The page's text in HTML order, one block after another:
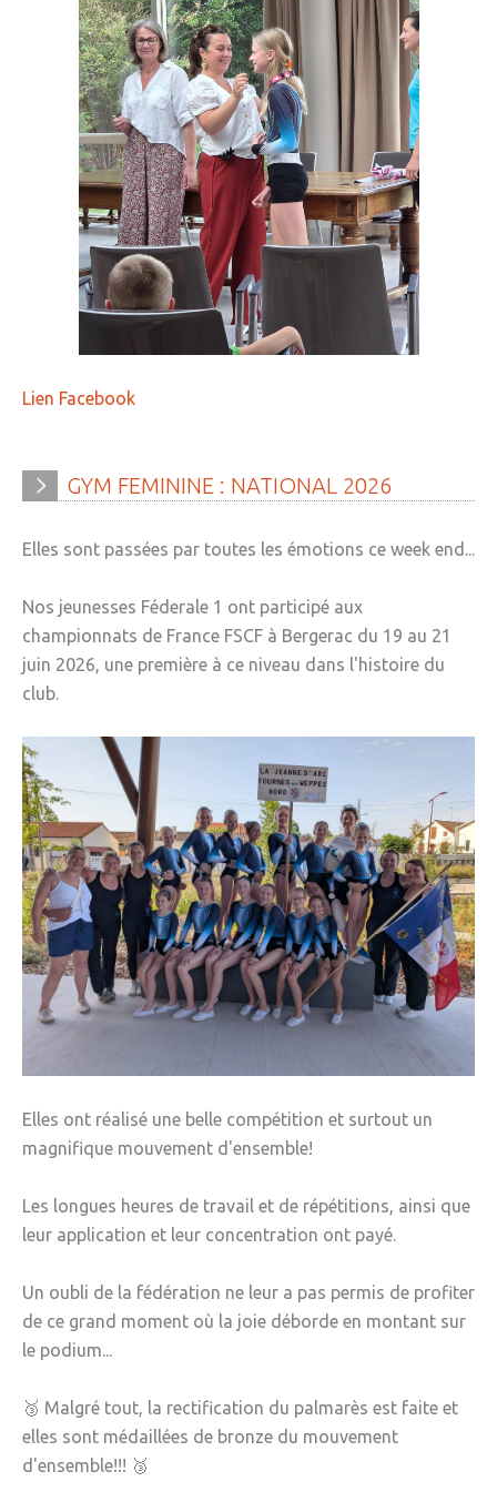
ASSOCIATIONS
» Culture et loisirs
» Cercle d’Echecs
» Club de reliure
» La clé des chants
» Jpeuxpasjaichorale
» WAP - Weppes Arts Plastiques
» Wepp' Harmonie
» Mémoire
» Sports
» Club de danse
» Club de judo
» Espace Forme Fournois
» Krav maga
» PACCAP
» Tonic gym
» Weppes natation
» Tendances Weppes
» Service à domicile
» ADMR
» Autres associations
» ESA
» Scouts de France
CONTACT
Lien Facebook
GYM FEMININE : NATIONAL 2026
Elles sont passées par toutes les émotions ce week end...
Nos jeunesses Féderale 1 ont participé aux
championnats de France FSCF à Bergerac du 19 au 21
juin 2026, une première à ce niveau dans l'histoire du
club.
Elles ont réalisé une belle compétition et surtout un
magnifique mouvement d'ensemble!
Les longues heures de travail et de répétitions, ainsi que
leur application et leur concentration ont payé.
Un oubli de la fédération ne leur a pas permis de profiter
de ce grand moment où la joie déborde en montant sur
le podium...
🥉 Malgré tout, la rectification du palmarès est faite et
elles sont médaillées de bronze du mouvement
d'ensemble!!! 🥉